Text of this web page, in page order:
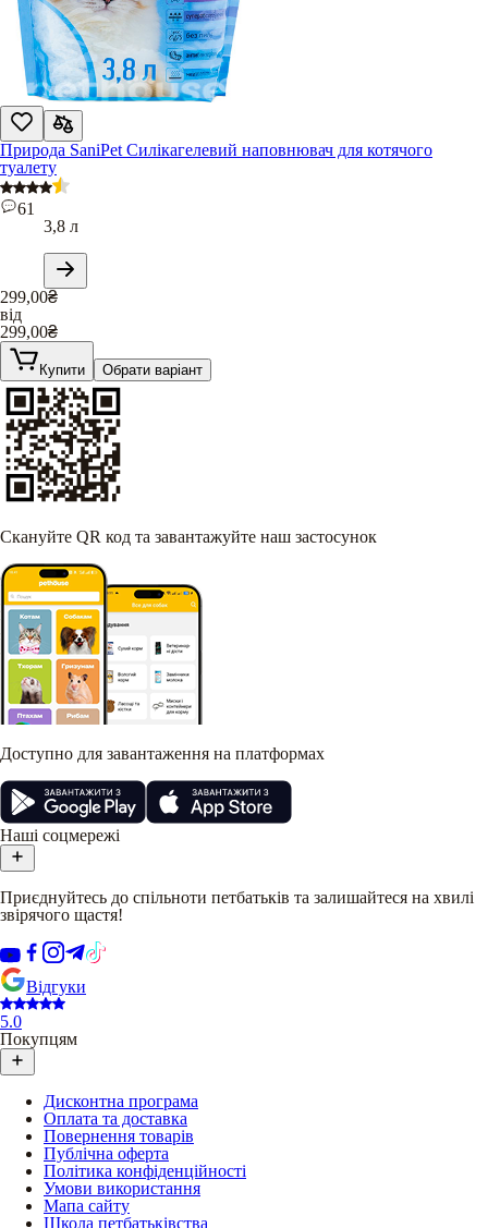
Природа SaniPet Силікагелевий наповнювач для котячого
туалету
61
3,8 л
299,00₴
від
299,00₴
Купити Обрати варіант
Скануйте QR код та завантажуйте наш застосунок
Доступно для завантаження на платформах
Наші соцмережі
Приєднуйтесь до спільноти петбатьків та залишайтеся на хвилі
звірячого щастя!
Відгуки
5.0
Покупцям
Дисконтна програма
Оплата та доставка
Повернення товарів
Публічна оферта
Політика конфіденційності
Умови використання
Мапа сайту
Школа петбатьківства